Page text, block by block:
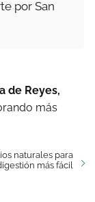
por San
de Reyes,
más
naturales para
más fácil